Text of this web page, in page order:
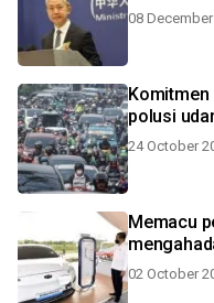
08
Komitmen
polusi
24 October
Memacu
02 October